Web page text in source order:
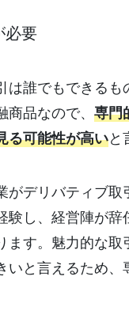
必要
は誰でもできるも
品なので、 専門
る可能性が高いと
デリバティブ取
験し、経営陣が辞
ます。魅力的な取
いと言えるため、